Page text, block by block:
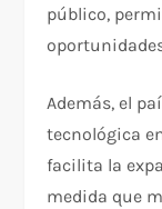
público,
Además, el
tecnológica
facilita la
medida que